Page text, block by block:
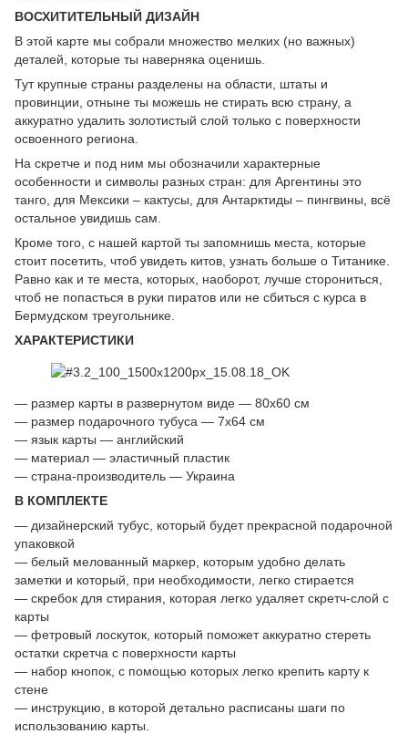
ВОСХИТИТЕЛЬНЫЙ ДИЗАЙН
В этой карте мы собрали множество мелких (но важных)
деталей, которые ты наверняка оценишь.
Тут крупные страны разделены на области, штаты и
провинции, отныне ты можешь не стирать всю страну, а
аккуратно удалить золотистый слой только с поверхности
освоенного региона.
На скретче и под ним мы обозначили характерные
особенности и символы разных стран: для Аргентины это
танго, для Мексики – кактусы, для Антарктиды – пингвины, всё
остальное увидишь сам.
Кроме того, с нашей картой ты запомнишь места, которые
стоит посетить, чтоб увидеть китов, узнать больше о Титанике.
Равно как и те места, которых, наоборот, лучше сторониться,
чтоб не попасться в руки пиратов или не сбиться с курса в
Бермудском треугольнике.
ХАРАКТЕРИСТИКИ
— размер карты в развернутом виде — 80х60 см
— размер подарочного тубуса — 7х64 см
— язык карты — английский
— материал — эластичный пластик
— страна-производитель — Украина
В КОМПЛЕКТЕ
— дизайнерский тубус, который будет прекрасной подарочной
упаковкой
— белый мелованный маркер, которым удобно делать
заметки и который, при необходимости, легко стирается
— скребок для стирания, которая легко удаляет скретч-слой с
карты
— фетровый лоскуток, который поможет аккуратно стереть
остатки скретча с поверхности карты
— набор кнопок, с помощью которых легко крепить карту к
стене
— инструкцию, в которой детально расписаны шаги по
использованию карты.